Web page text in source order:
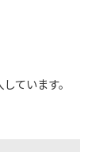
ています。